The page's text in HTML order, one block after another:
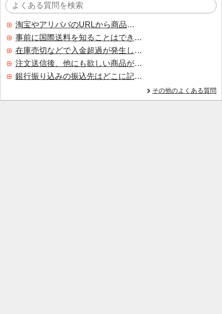
淘宝やアリババのURLから商品を探すことはできますか？
事前に国際送料を知ることはできますか？
在庫売切などで入金超過が発生した場合はいつ返金されますか？
注文送信後、他にも欲しい商品が見つかった場合、追加注文できますか？
銀行振り込みの振込先はどこに記載されていますか？
その他のよくある質問